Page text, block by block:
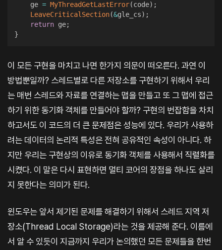
    ge
= MyThreadGetLastError(code) ;
LeaveCriticalSection(&gle_cs) ;
return ge;
}
이 모든 구현을 마치고 나면 한가지 의문이 떠오른다. 과연 이
방법뿐일까? 스레드별로 다른 저장소를 구현하기 위해서 우리
는 매번 스레드와 자료를 연결하는 맵을 만들고 또 그 맵에 접근
하기 위한 동기화 객체를 만들어야 할까? 구현의 번잡함을 차치
하고서도 이 코드의 더 큰 문제점은 성능에 있다. 우리가 사용하
려는 데이터의 논리적 특성은 전혀 공유적인 속성이 아니다. 하
지만 우리는 구현상의 이유로 동기화 객체를 사용해서 직렬화를
시켰다. 이 말은 다시 표현하면 멀티 코어의 장점을 하나도 살리
지 못한다는 의미가 된다.
윈도우는 앞서 제기된 문제를 해결하기 위해서 스레드 지역 저
장소(Thread Local Storage)라는 것을 제공해 준다. 이름에
서 알 수 있듯이 지금까지 우리가 논의했던 모든 문제들을 한번